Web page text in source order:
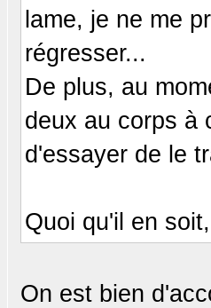
lame, je ne me
régresser...
De plus, au
deux au corps à
d'essayer de le
Quoi qu'il en
On est bien